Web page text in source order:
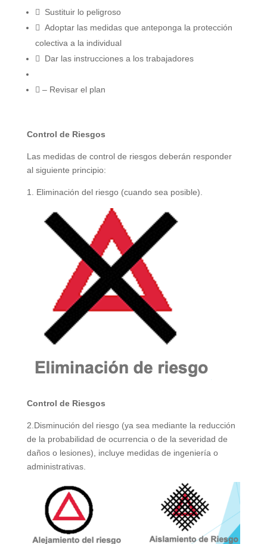
 Sustituir lo peligroso
 Adoptar las medidas que anteponga la protección
colectiva a la individual
 Dar las instrucciones a los trabajadores
 – Revisar el plan
Control de Riesgos
Las medidas de control de riesgos deberán responder
al siguiente principio:
1. Eliminación del riesgo (cuando sea posible).
Control de Riesgos
2.Disminución del riesgo (ya sea mediante la reducción
de la probabilidad de ocurrencia o de la severidad de
daños o lesiones), incluye medidas de ingeniería o
administrativas.